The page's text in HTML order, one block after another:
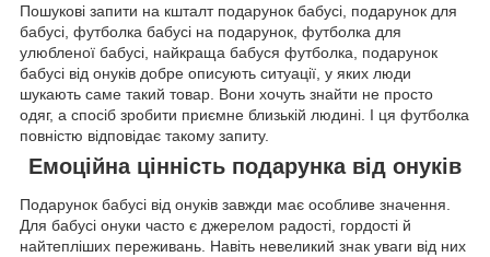
Пошукові запити на кшталт подарунок бабусі, подарунок для
бабусі, футболка бабусі на подарунок, футболка для
улюбленої бабусі, найкраща бабуся футболка, подарунок
бабусі від онуків добре описують ситуації, у яких люди
шукають саме такий товар. Вони хочуть знайти не просто
одяг, а спосіб зробити приємне близькій людині. І ця футболка
повністю відповідає такому запиту.
Емоційна цінність подарунка від онуків
Подарунок бабусі від онуків завжди має особливе значення.
Для бабусі онуки часто є джерелом радості, гордості й
найтепліших переживань. Навіть невеликий знак уваги від них